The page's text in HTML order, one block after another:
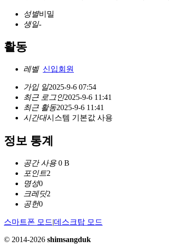
성별비밀
생일-
활동
레벨 신입회원
가입 일2025-9-6 07:54
최근 로그인2025-9-6 11:41
최근 활동2025-9-6 11:41
시간대시스템 기본값 사용
정보 통계
공간 사용 0 B
포인트2
명성0
크레딧2
공헌0
스마트폰 모드|데스크탑 모드
© 2014-2026 shimsangduk